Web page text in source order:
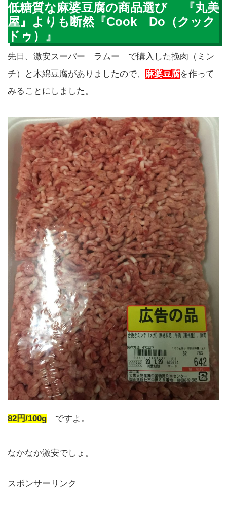
低糖質な麻婆豆腐の商品選び 『丸美
屋』よりも断然『Cook Do（クック
ドゥ）』
先日、激安スーパー ラムー で購入した挽肉（ミン
チ）と木綿豆腐がありましたので、 麻婆豆腐を作って
みることにしました。
82円/100g ですよ。
なかなか激安でしょ。
スポンサーリンク